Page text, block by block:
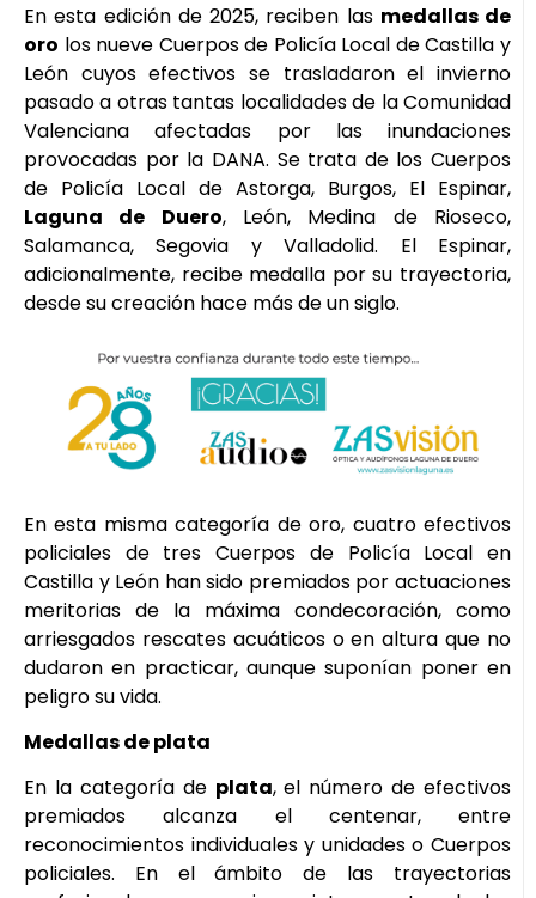
En esta edición de 2025, reciben las medallas de
oro los nueve Cuerpos de Policía Local de Castilla y
León cuyos efectivos se trasladaron el invierno
pasado a otras tantas localidades de la Comunidad
Valenciana afectadas por las inundaciones
provocadas por la DANA. Se trata de los Cuerpos
de Policía Local de Astorga, Burgos, El Espinar,
Laguna de Duero, León, Medina de Rioseco,
Salamanca, Segovia y Valladolid. El Espinar,
adicionalmente, recibe medalla por su trayectoria,
desde su creación hace más de un siglo.
En esta misma categoría de oro, cuatro efectivos
policiales de tres Cuerpos de Policía Local en
Castilla y León han sido premiados por actuaciones
meritorias de la máxima condecoración, como
arriesgados rescates acuáticos o en altura que no
dudaron en practicar, aunque suponían poner en
peligro su vida.
Medallas de plata
En la categoría de plata, el número de efectivos
premiados alcanza el centenar, entre
reconocimientos individuales y unidades o Cuerpos
policiales. En el ámbito de las trayectorias